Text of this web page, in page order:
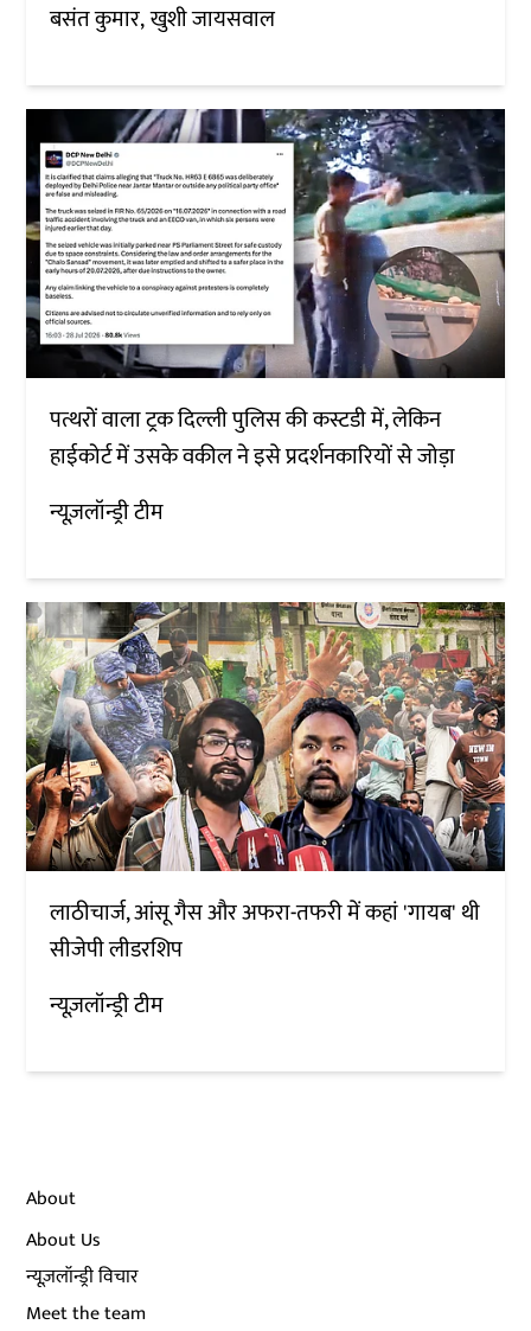
बसंत कुमार खुशी जायसवाल
पत्थरों वाला ट्रक दिल्ली पुलिस की कस्टडी में, लेकिन
हाईकोर्ट में उसके वकील ने इसे प्रदर्शनकारियों से जोड़ा
न्यूज़लॉन्ड्री टीम
लाठीचार्ज, आंसू गैस और अफरा-तफरी में कहां 'गायब' थी
सीजेपी लीडरशिप
न्यूज़लॉन्ड्री टीम
About
About Us
न्यूज़लॉन्ड्री विचार
Meet the team